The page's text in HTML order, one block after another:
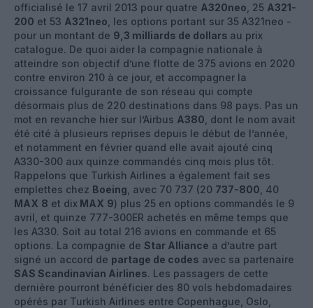
officialisé le 17 avril 2013 pour quatre A320neo , 25 A321-
200 et 53 A321neo , les options portant sur 35 A321neo -
pour un montant de 9,3 milliards de dollars au prix
catalogue. De quoi aider la compagnie nationale à
atteindre son objectif d’une flotte de 375 avions en 2020
contre environ 210 à ce jour, et accompagner la
croissance fulgurante de son réseau qui compte
désormais plus de 220 destinations dans 98 pays. Pas un
mot en revanche hier sur l’Airbus A380 , dont le nom avait
été cité à plusieurs reprises depuis le début de l’année,
et notamment en février quand elle avait ajouté cinq
A330-300 aux quinze commandés cinq mois plus tôt.
Rappelons que Turkish Airlines a également fait ses
emplettes chez Boeing , avec 70 737 (20 737-800 , 40
MAX 8 et dix MAX 9) plus 25 en options commandés le 9
avril, et quinze 777-300ER achetés en même temps que
les A330. Soit au total 216 avions en commande et 65
options. La compagnie de Star Alliance a d’autre part
signé un accord de partage de codes avec sa partenaire
SAS Scandinavian Airlines. Les passagers de cette
dernière pourront bénéficier des 80 vols hebdomadaires
opérés par Turkish Airlines entre Copenhague, Oslo,